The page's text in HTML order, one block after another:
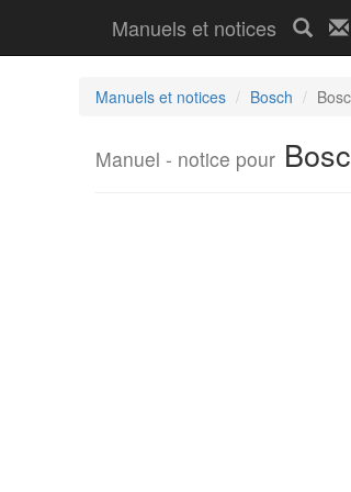
Manuels et notices
Manuels et notices Bosch
Manuel - notice pour